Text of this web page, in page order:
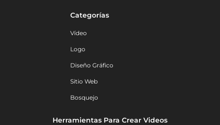
Categorías
Vídeo
Logo
Diseño Gráfico
Sitio Web
Bosquejo
Herramientas Para Crear Videos